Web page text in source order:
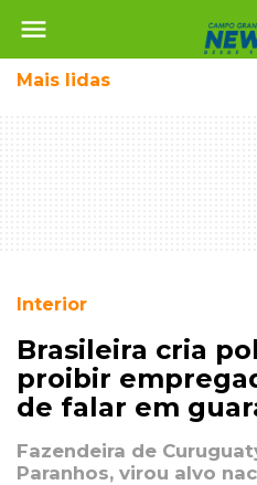
menu
Mais lidas
Interior
Brasileira cria
proibir
de falar em
Fazendeira de
Paranhos, virou alvo